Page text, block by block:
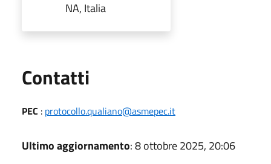
NA, Italia
Contatti
PEC : protocollo.qualiano@asmepec.it
Ultimo aggiornamento: 8 ottobre 2025, 20:06